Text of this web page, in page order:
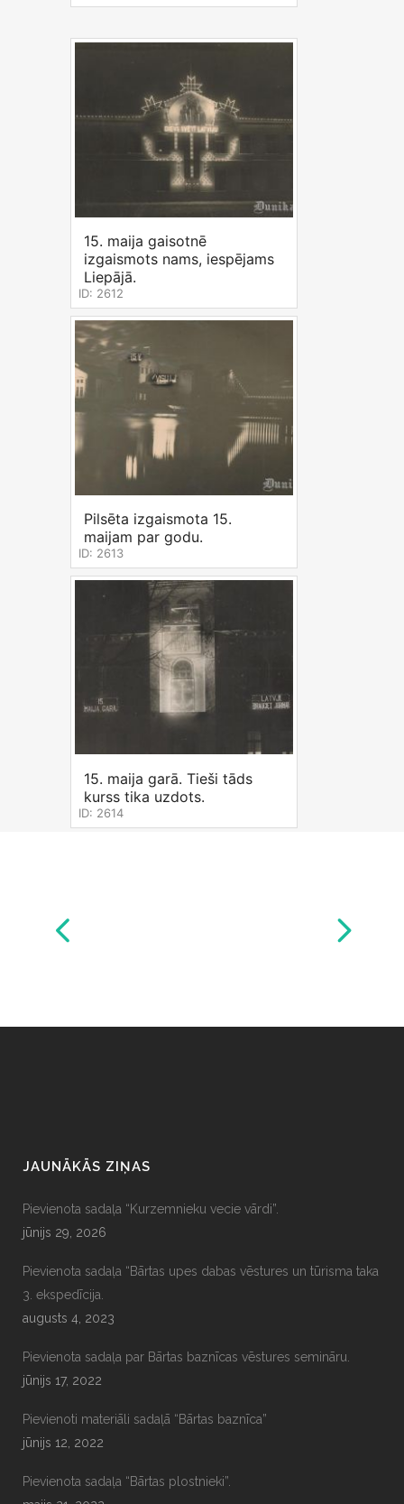
15. maija gaisotnē
izgaismots nams, iespējams
Liepājā.
ID: 2612
Pilsēta izgaismota 15.
maijam par godu.
ID: 2613
15. maija garā. Tieši tāds
kurss tika uzdots.
ID: 2614
JAUNĀKĀS ZIŅAS
Pievienota sadaļa “Kurzemnieku vecie vārdi”.
jūnijs 29, 2026
Pievienota sadaļa “Bārtas upes dabas vēstures un tūrisma taka
3. ekspedīcija.
augusts 4, 2023
Pievienota sadaļa par Bārtas baznīcas vēstures semināru.
jūnijs 17, 2022
Pievienoti materiāli sadaļā “Bārtas baznīca”
jūnijs 12, 2022
Pievienota sadaļa “Bārtas plostnieki”.